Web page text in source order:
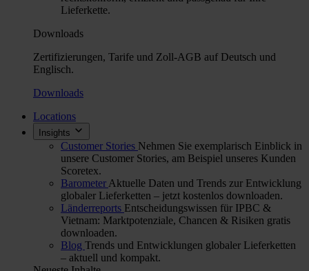
Lieferkette.
Downloads
Zertifizierungen, Tarife und Zoll-AGB auf Deutsch und
Englisch.
Downloads
Locations
Insights
Customer Stories Nehmen Sie exemplarisch Einblick in
unsere Customer Stories, am Beispiel unseres Kunden
Scoretex.
Barometer Aktuelle Daten und Trends zur Entwicklung
globaler Lieferketten – jetzt kostenlos downloaden.
Länderreports Entscheidungswissen für IPBC &
Vietnam: Marktpotenziale, Chancen & Risiken gratis
downloaden.
Blog Trends und Entwicklungen globaler Lieferketten
– aktuell und kompakt.